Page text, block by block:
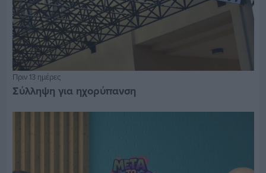
Πριν 13 ημέρες
Σύλληψη για ηχορύπανση